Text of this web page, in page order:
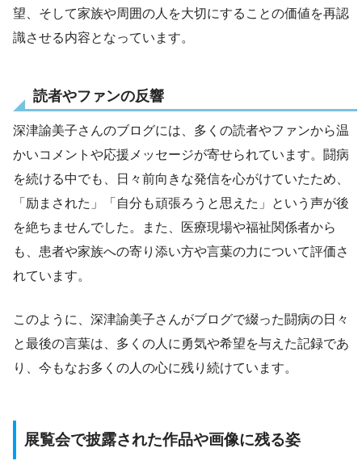
望、そして家族や周囲の人を大切にすることの価値を再認
識させる内容となっています。
読者やファンの反響
深津諭美子さんのブログには、多くの読者やファンから温
かいコメントや応援メッセージが寄せられています。闘病
を続ける中でも、日々前向きな発信を心がけていたため、
「励まされた」「自分も頑張ろうと思えた」という声が後
を絶ちませんでした。また、医療現場や福祉関係者から
も、患者や家族への寄り添い方や言葉の力について評価さ
れています。
このように、深津諭美子さんがブログで綴った闘病の日々
と最後の言葉は、多くの人に勇気や希望を与えた記録であ
り、今もなお多くの人の心に残り続けています。
展覧会で披露された作品や画像に残る姿